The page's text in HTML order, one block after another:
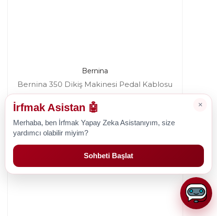
Bernina
Bernina 350 Dikiş Makinesi Pedal Kablosu
475,91 TL
×
İrfmak Asistan 🤖
Merhaba, ben İrfmak Yapay Zeka Asistanıyım, size
yardımcı olabilir miyim?
Sohbeti Başlat